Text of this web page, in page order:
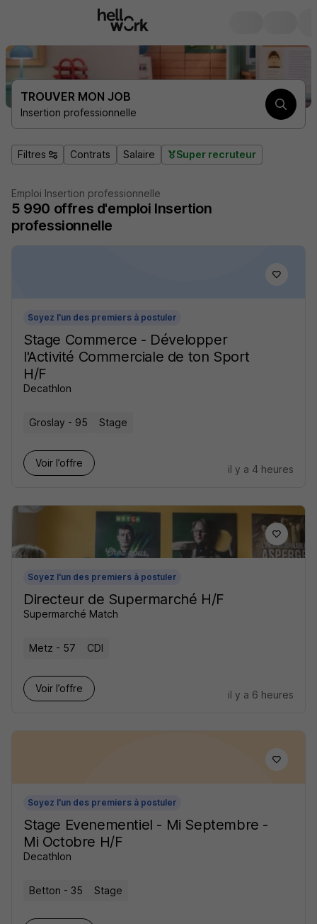
TROUVER MON JOB
Insertion professionnelle
Filtres Contrats Salaire Super recruteur
Emploi Insertion professionnelle
5 990 offres d'emploi Insertion
professionnelle
Soyez l'un des premiers à postuler
Stage Commerce - Développer
l'Activité Commerciale de ton Sport
H/F
Decathlon
Groslay - 95 Stage
Voir l’offre
il y a 4 heures
Soyez l'un des premiers à postuler
Directeur de Supermarché H/F
Supermarché Match
Metz - 57 CDI
Voir l’offre
il y a 6 heures
Soyez l'un des premiers à postuler
Stage Evenementiel - Mi Septembre -
Mi Octobre H/F
Decathlon
Betton - 35 Stage